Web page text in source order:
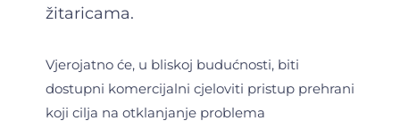
žitaricama.
Vjerojatno će, u bliskoj budućnosti, biti
dostupni komercijalni cjeloviti pristup prehrani
koji cilja na otklanjanje problema